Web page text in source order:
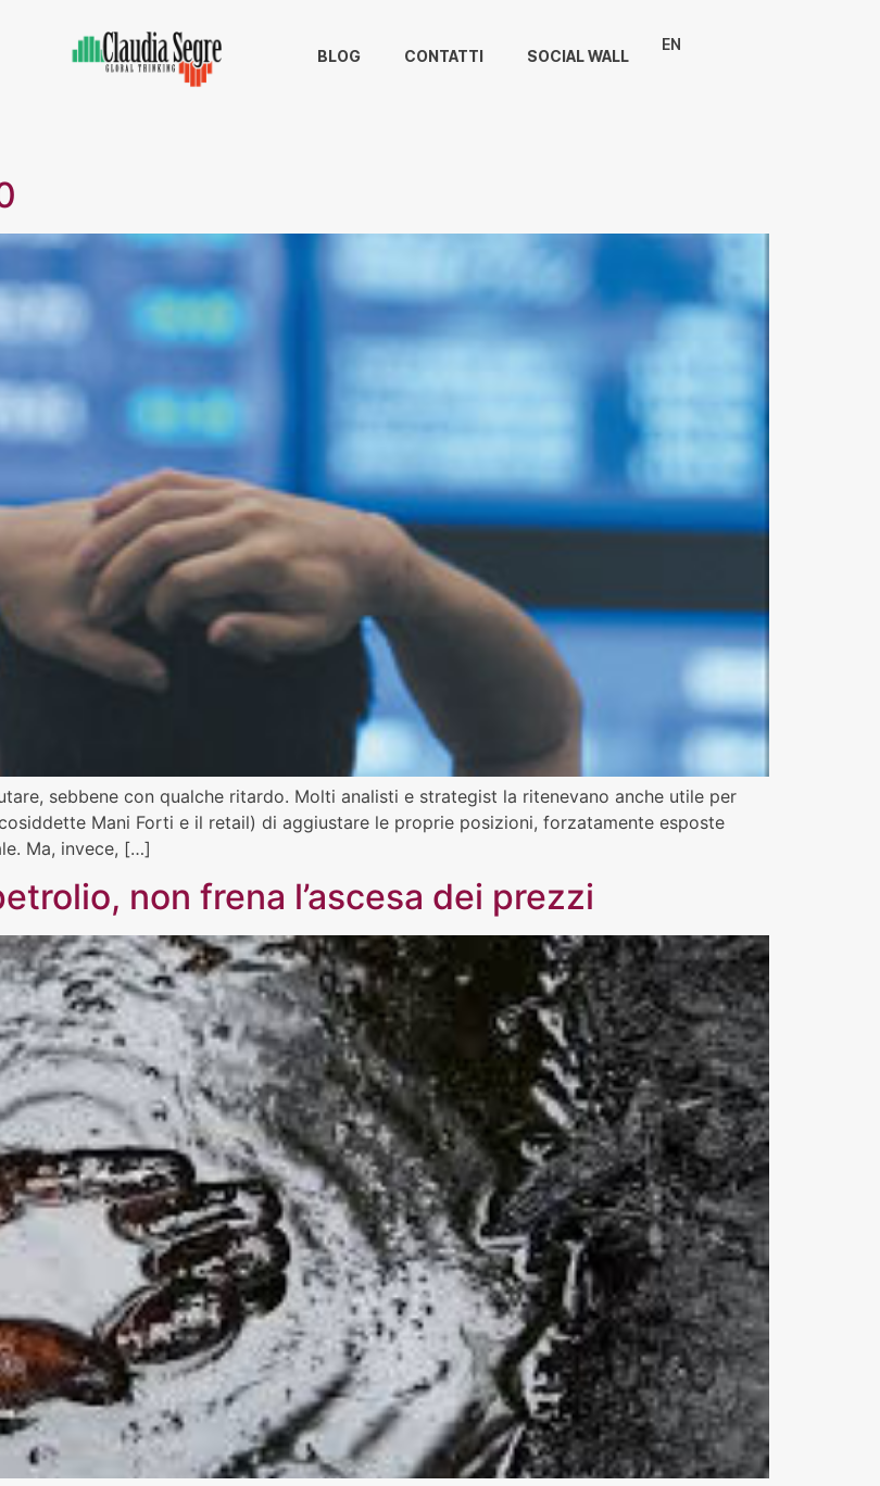
BLOG CONTATTI SOCIAL WALL
EN
sebbene con qualche ritardo. Molti analisti e strategist la ritenevano anche utile per
Mani Forti e il retail) di aggiustare le proprie posizioni, forzatamente esposte
Ma, invece, […]
non frena l’ascesa dei prezzi